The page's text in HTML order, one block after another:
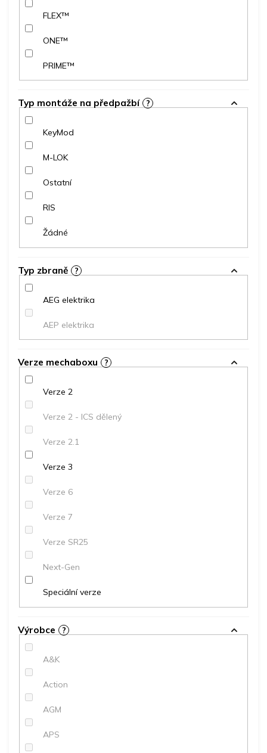
FLEX™
ONE™
PRIME™
Typ montáže na předpažbí ?
KeyMod
M-LOK
Ostatní
RIS
Žádné
Typ zbraně ?
AEG elektrika
AEP elektrika
Verze mechaboxu ?
Verze 2
Verze 2 - ICS dělený
Verze 2.1
Verze 3
Verze 6
Verze 7
Verze SR25
Next-Gen
Speciální verze
Výrobce ?
A&K
Action
AGM
APS